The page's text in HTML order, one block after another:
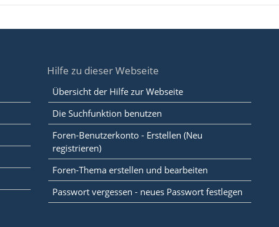
Hilfe zu dieser Webseite
Übersicht der Hilfe zur Webseite
Die Suchfunktion benutzen
Foren-Benutzerkonto - Erstellen (Neu
registrieren)
Foren-Thema erstellen und bearbeiten
Passwort vergessen - neues Passwort festlegen